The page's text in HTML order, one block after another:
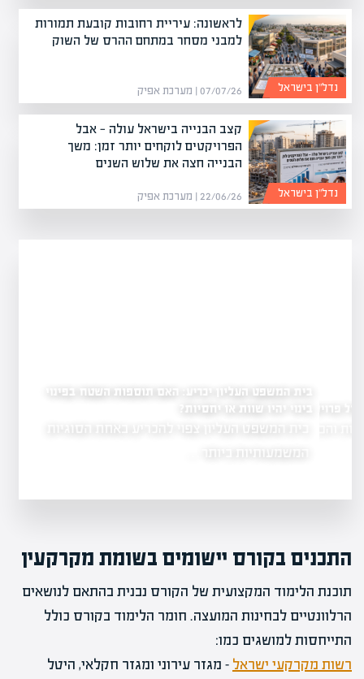
לראשונה: עיריית רחובות קובעת תמורות
למבני מסחר במתחם ההרס של השוק
07/07/26 | מערכת אפיק נדל”ן בישראל
קצב הבנייה בישראל עולה — אבל
הפרויקטים לוקחים יותר זמן: משך
הבנייה חצה את שלוש השנים
22/06/26 | מערכת אפיק נדל”ן בישראל
פרויקט להצלחה?
בית המשפט העליון יכריע: האם תוספות השטח בפינוי
בינוי יהיו שוות או יחסיות?
בית המשפט העליון צפוי להכריע באחת הסוגיות
המשמעותיות ביותר…
התכנים בקורס יישומים בשומת מקרקעין
תוכנת הלימוד המקצועית של הקורס נבנית בהתאם לנושאים
הרלוונטיים לבחינות המועצה. חומר הלימוד בקורס כולל
התייחסות למושגים כמו:
רשות מקרקעי ישראל – מגזר עירוני ומגזר חקלאי, היטל